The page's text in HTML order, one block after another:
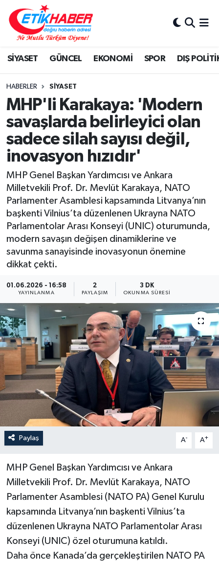
SİYASET GÜNCEL EKONOMİ SPOR DIŞ
HABERLER SİYASET
MHP'li Karakaya: 'Modern
savaşlarda belirleyici olan
sadece silah sayısı değil,
inovasyon hızıdır'
MHP Genel Başkan Yardımcısı ve Ankara
Milletvekili Prof. Dr. Mevlüt Karakaya, NATO
Parlamenter Asamblesi kapsamında Litvanya’nın
başkenti Vilnius’ta düzenlenen Ukrayna NATO
Parlamentolar Arası Konseyi (UNIC) oturumunda,
modern savaşın değişen dinamiklerine ve
savunma sanayisinde inovasyonun önemine
dikkat çekti.
01.06.2026 - 16:58
YAYINLANMA
2
PAYLAŞIM
3 DK
OKUNMA SÜRESI
Paylaş A- A+
MHP Genel Başkan Yardımcısı ve Ankara
Milletvekili Prof. Dr. Mevlüt Karakaya, NATO
Parlamenter Asamblesi (NATO PA) Genel Kurulu
kapsamında Litvanya’nın başkenti Vilnius’ta
düzenlenen Ukrayna NATO Parlamentolar Arası
Konseyi (UNIC) özel oturumuna katıldı.
Daha önce Kanada’da gerçekleştirilen NATO PA
BİLİM-TEKNOLOJİ
DIŞ POLİTİKA
DÜNYA
EĞİTİM GENÇLİK
EKONOMİ
KÖŞE YAZILARI
KÜLTÜR-SANAT-MAGAZİN
MEDYA
ÖZEL HABER
RÖPORTAJLAR
SAĞLIK
SİYASET
GÜNCEL
SPOR
YAŞAM
Nöbetçi Eczaneler
Hava Durumu
İstanbul Namaz Vakitleri
Trafik Durumu
Süper Lig Puan Durumu ve Fikstür
Tüm Manşetler
Son Dakika Haberleri
Haber Arşivi